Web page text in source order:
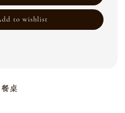
to wishlist
桌